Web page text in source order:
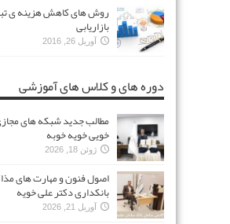
روش های کاهش هزینه ی
بازاریابی
آوریل 26, 2016
دوره های و کلاس های آموزشی
مطالب جدید شبکه های
خویی خویه خوبه
ژوئن 18, 2026
اصول فنون و مهارت های
بانکداری دکتر علی خویه
آوریل 21, 2026